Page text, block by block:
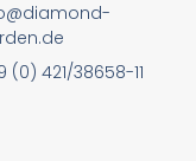
(0) 421/38658-11